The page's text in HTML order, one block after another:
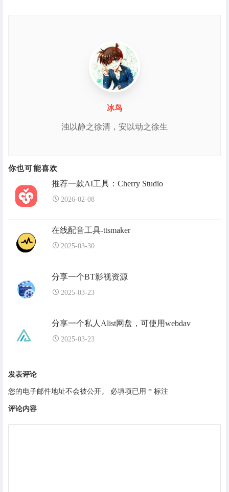
冰鸟
浊以静之徐清，安以动之徐生
你也可能喜欢
推荐一款AI工具：Cherry Studio
2026-02-08
在线配音工具-ttsmaker
2025-03-30
分享一个BT影视资源
2025-03-23
分享一个私人Alist网盘，可使用webdav
2025-03-23
发表评论
您的电子邮件地址不会被公开。 必填项已用 * 标注
评论内容